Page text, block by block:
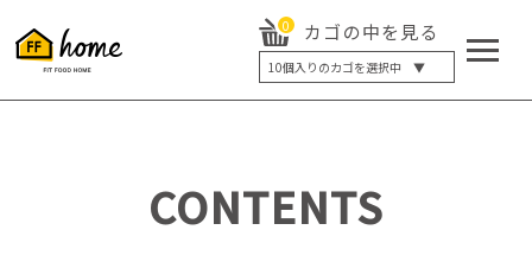
0 カゴの中を見る
10個入りのカゴを選択中 ▼
5個入り
20個入り
最大12%OFF
CONTENTS